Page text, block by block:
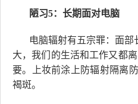
陋习5：长期面对电脑
电脑辐射有五宗罪：面
大，我们的生活和工作又都
要。上妆前涂上防辐射隔离
褐斑。